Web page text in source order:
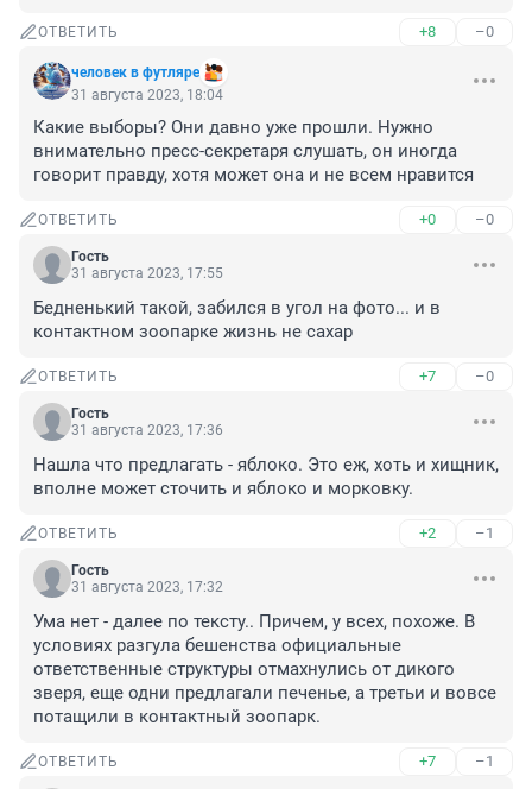
ОТВЕТИТЬ +8 –0
человек в футляре
31 августа 2023, 18:04
Какие выборы? Они давно уже прошли. Нужно
внимательно пресс-секретаря слушать, он иногда
говорит правду, хотя может она и не всем нравится
ОТВЕТИТЬ +0 –0
Гость
31 августа 2023, 17:55
Бедненький такой, забился в угол на фото... и в
контактном зоопарке жизнь не сахар
ОТВЕТИТЬ +7 –0
Гость
31 августа 2023, 17:36
Нашла что предлагать - яблоко. Это еж, хоть и хищник,
вполне может сточить и яблоко и морковку.
ОТВЕТИТЬ +2 –1
Гость
31 августа 2023, 17:32
Ума нет - далее по тексту.. Причем, у всех, похоже. В
условиях разгула бешенства официальные
ответственные структуры отмахнулись от дикого
зверя, еще одни предлагали печенье, а третьи и вовсе
потащили в контактный зоопарк.
ОТВЕТИТЬ +7 –1